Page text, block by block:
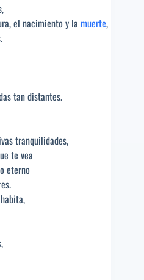
el nacimiento y la muerte,
tan distantes.
tranquilidades,
te vea
eterno